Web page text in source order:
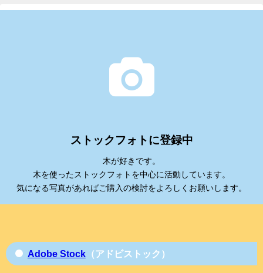
ストックフォトに登録中
木が好きです。
木を使ったストックフォトを中心に活動しています。
気になる写真があればご購入の検討をよろしくお願いします。
Adobe Stock（アドビストック）